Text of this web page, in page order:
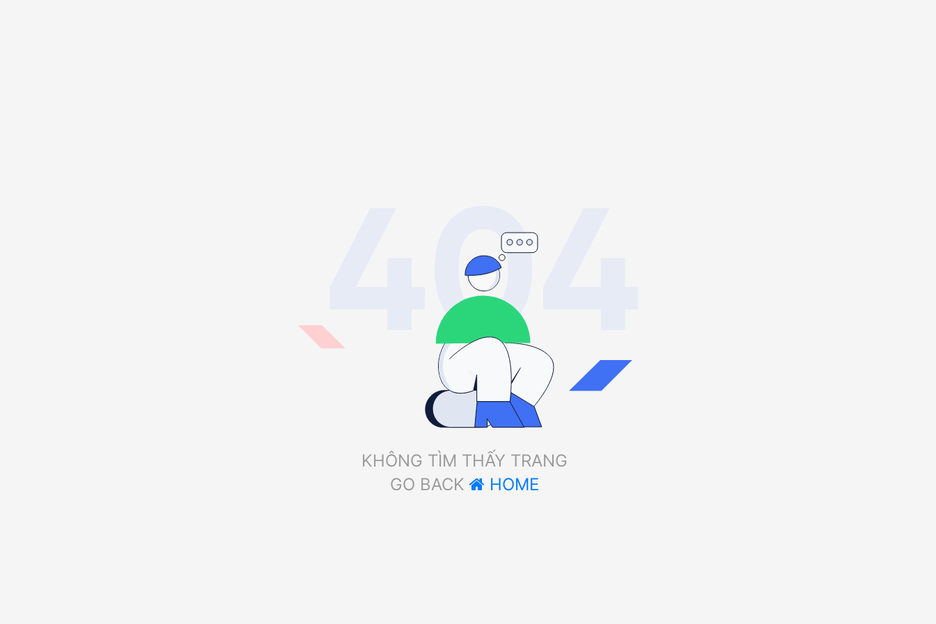
KHÔNG TÌM THẤY TRANG
GO BACK
HOME